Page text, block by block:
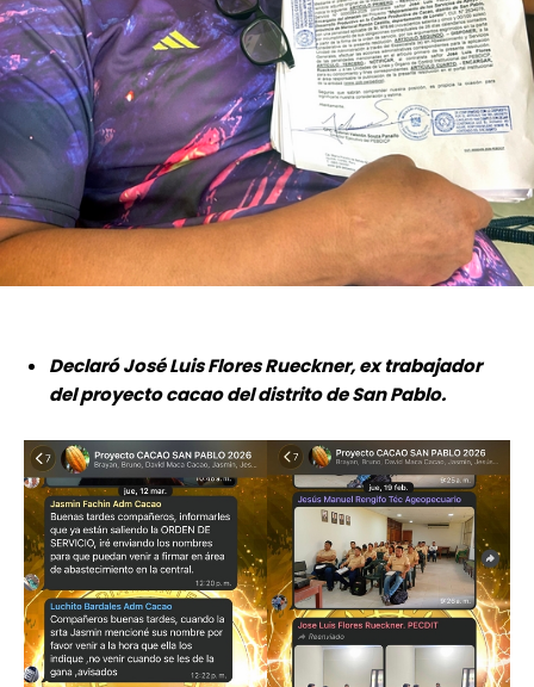
Declaró José Luis Flores Rueckner, ex trabajador
del proyecto cacao del distrito de San Pablo.